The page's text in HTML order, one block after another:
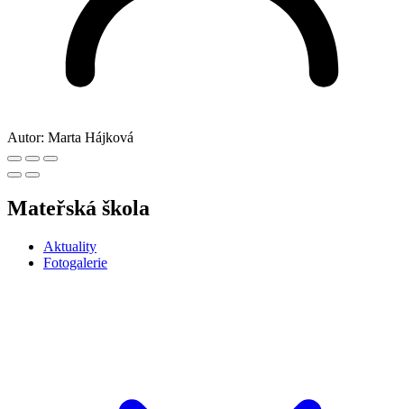
Autor: Marta Hájková
Mateřská škola
Aktuality
Fotogalerie